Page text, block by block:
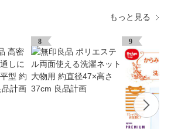
もっと見る
8 9